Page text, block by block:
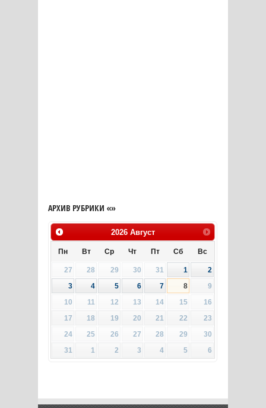
АРХИВ РУБРИКИ «»
2026 Август
Пн Вт Ср Чт Пт Сб Вс
27 28 29 30 31 1
2
3
4 5 6 7 8
9
10
11 12 13 14 15
16
17
18 19 20 21 22
23
24
25 26 27 28 29
30
31
1 2 3 4 5 6